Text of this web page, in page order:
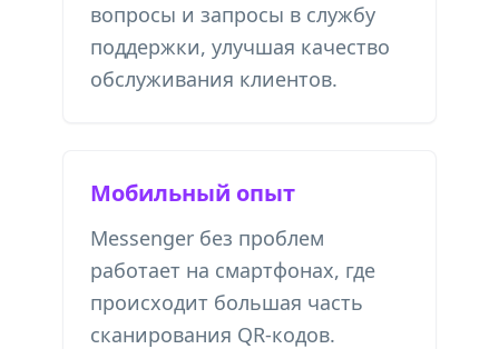
вопросы и запросы в службу
поддержки, улучшая качество
обслуживания клиентов.
Мобильный опыт
Messenger без проблем
работает на смартфонах, где
происходит большая часть
сканирования QR-кодов.